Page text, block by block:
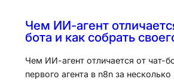
Чем ИИ-агент
бота и как собрать
Чем ИИ-агент отличается от чат-
первого агента в n8n за несколько